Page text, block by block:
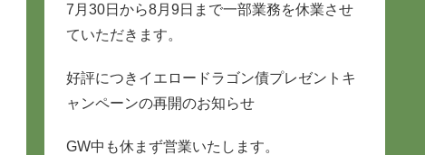
7月30日から8月9日まで一部業務を休業させ
ていただきます。
好評につきイエロードラゴン債プレゼントキ
ャンペーンの再開のお知らせ
GW中も休まず営業いたします。